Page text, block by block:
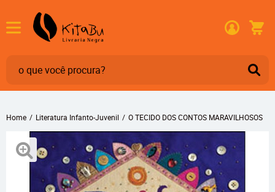
Home Literatura Infanto-Juvenil O TECIDO DOS CONTOS MARAVILHOSOS